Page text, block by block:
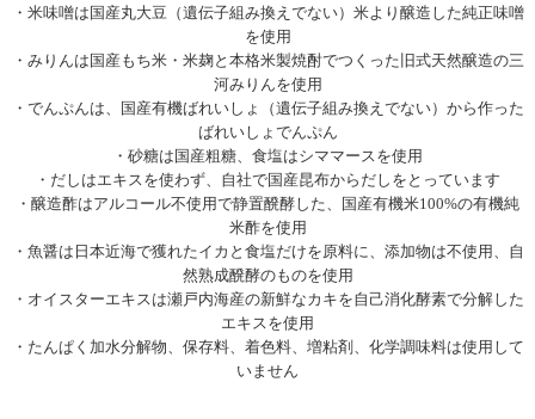
・米味噌は国産丸大豆（遺伝子組み換えでない）米より醸造した純正味噌
を使用
・みりんは国産もち米・米麹と本格米製焼酎でつくった旧式天然醸造の三
河みりんを使用
・でんぷんは、国産有機ばれいしょ（遺伝子組み換えでない）から作った
ばれいしょでんぷん
・砂糖は国産粗糖、食塩はシママースを使用
・だしはエキスを使わず、自社で国産昆布からだしをとっています
・醸造酢はアルコール不使用で静置醗酵した、国産有機米100%の有機純
米酢を使用
・魚醤は日本近海で獲れたイカと食塩だけを原料に、添加物は不使用、自
然熟成醗酵のものを使用
・オイスターエキスは瀬戸内海産の新鮮なカキを自己消化酵素で分解した
エキスを使用
・たんぱく加水分解物、保存料、着色料、増粘剤、化学調味料は使用して
いません